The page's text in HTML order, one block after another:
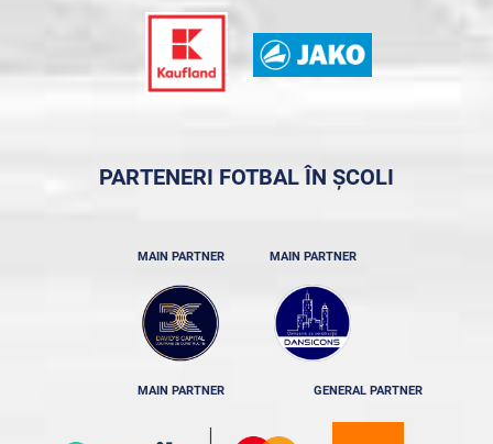
PARTENERI FOTBAL ÎN ȘCOLI
MAIN PARTNER MAIN PARTNER
MAIN PARTNER GENERAL PARTNER